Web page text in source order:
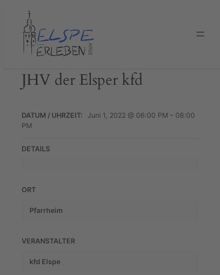
springen
JHV der Elsper kfd
DATUM / UHRZEIT:
Juni 1, 2022 @ 06:00 PM – 08:00
PM
DETAILS
ORT
Pfarrheim
VERANSTALTER
kfd Elspe